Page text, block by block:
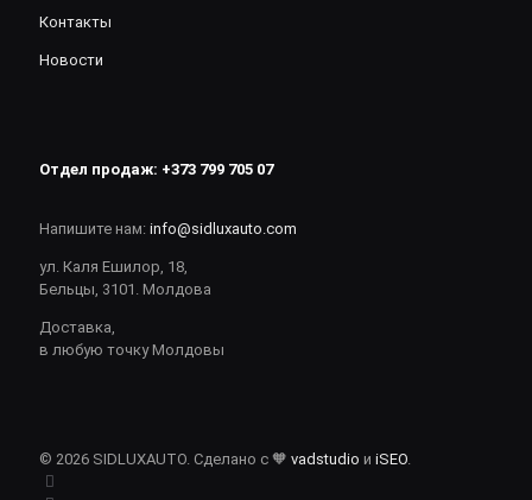
Контакты
Новости
Отдел продаж: +373 799 705 07
Напишите нам: info@sidluxauto.com
ул. Каля Ешилор, 18,
Бельцы, 3101. Молдова
Доставка,
в любую точку Молдовы
© 2026 SIDLUXAUTO. Сделано с 🧡 vadstudio и iSEO